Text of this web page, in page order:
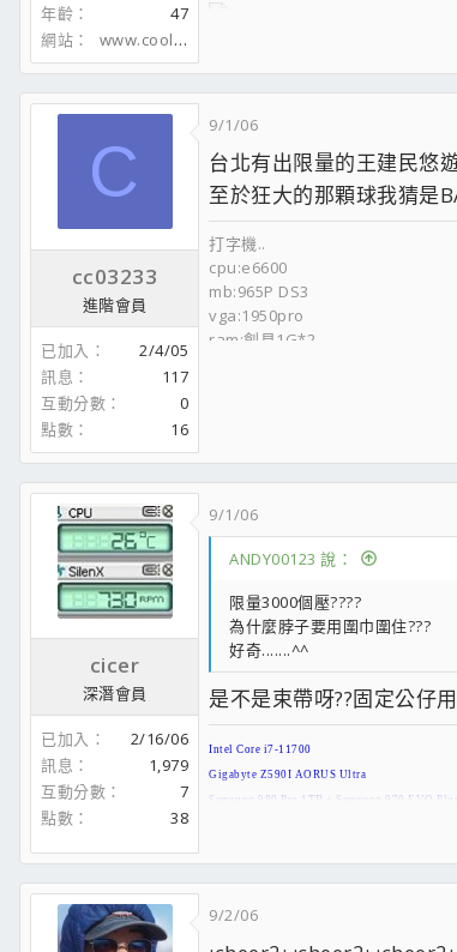
年齡
47
網站
www.coolaler.com
C
cc03233
進階會員
已加入
2/4/05
訊息
117
互動分數
0
點數
16
9/1/06
台北有出限量的王建民悠
至於狂大的那顆球我猜是
打字機..
cpu:e6600
mb:965P DS3
vga:1950pro
ram:創見1G*2
光碟機:A11
喇叭:MX5021
螢幕:三鳥VX2025
滑鼠:MX Relolution+MX AIR配
鍵盤:羅技 diNovo Edge
cicer
深潛會員
已加入
2/16/06
訊息
1,979
互動分數
7
點數
38
9/1/06
ANDY00123 說：
限量3000個壓????
為什麼脖子要用圍巾圍住???
好奇.......^^
是不是束帶呀??固定公仔
Intel Core i7-11700
Gigabyte Z590I AORUS Ultra
Samsung 980 Pro 1TB + Samsung 970 EVO
9/2/06